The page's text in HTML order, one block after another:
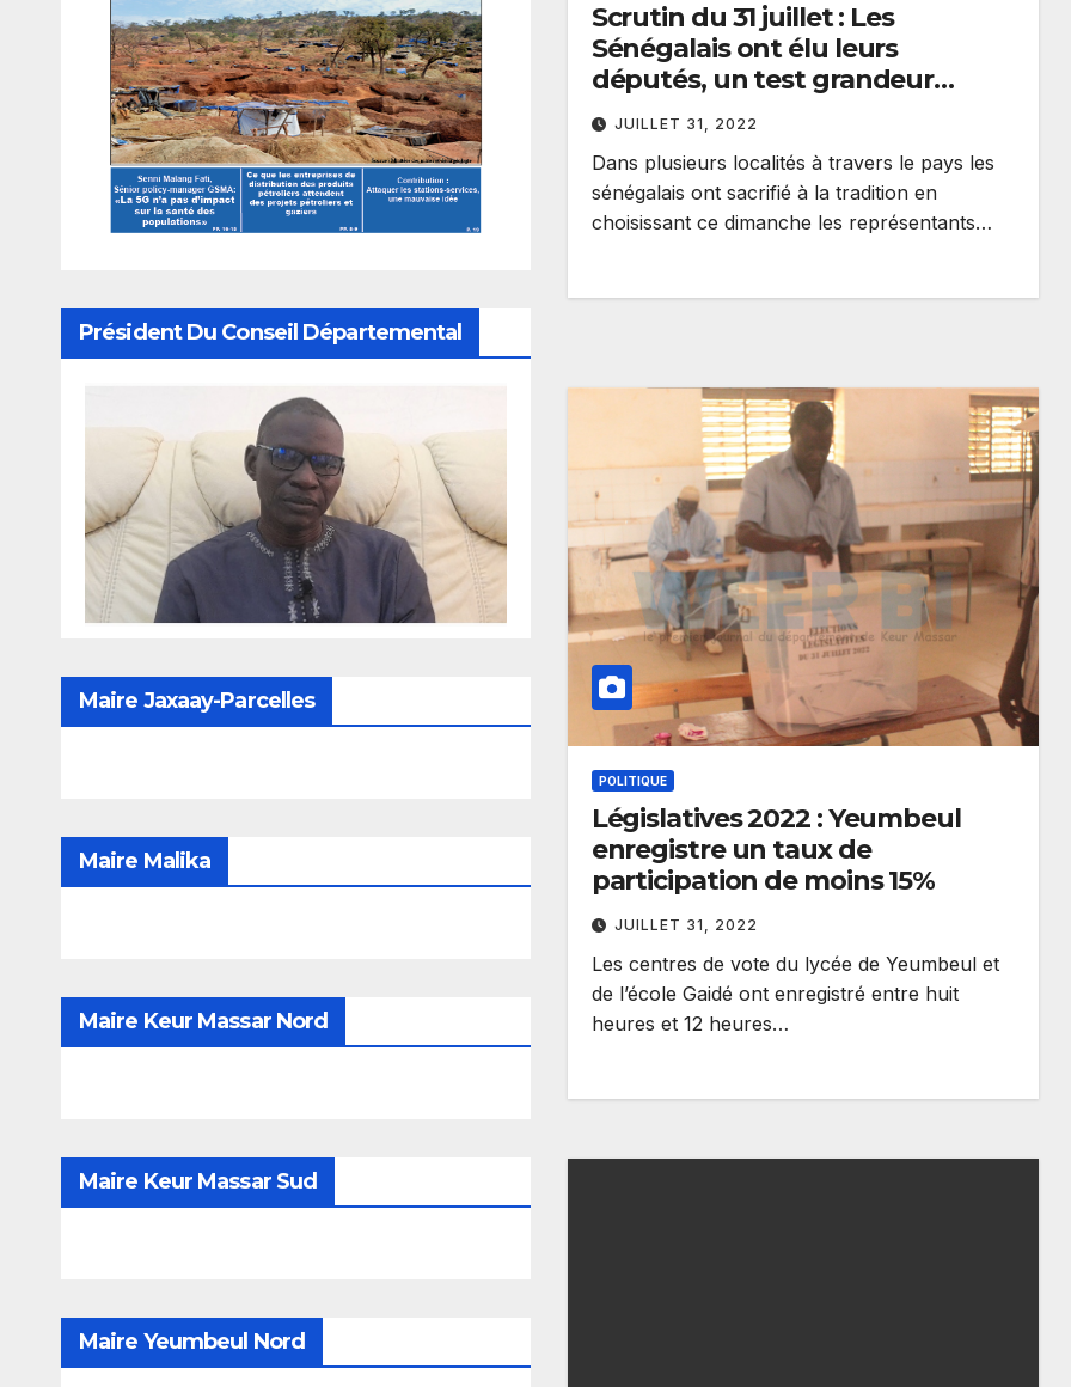
Président Du Conseil Départemental
Maire Jaxaay-Parcelles
Maire Malika
Maire Keur Massar Nord
Maire Keur Massar Sud
Maire Yeumbeul Nord
Scrutin du 31 juillet : Les
Sénégalais ont élu leurs
députés, un test grandeur
nature pour le Macky
JUILLET 31, 2022
Dans plusieurs localités à travers le pays les
sénégalais ont sacrifié à la tradition en
choisissant ce dimanche les représentants…
POLITIQUE
Législatives 2022 : Yeumbeul
enregistre un taux de
participation de moins 15%
JUILLET 31, 2022
Les centres de vote du lycée de Yeumbeul et
de l’école Gaidé ont enregistré entre huit
heures et 12 heures…